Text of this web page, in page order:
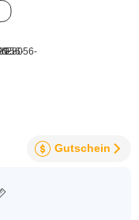
Gutschein